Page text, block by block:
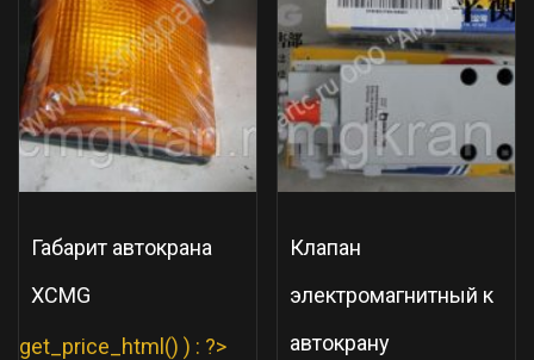
Габарит автокрана
XCMG
get_price_html() ) : ?>
Клапан
электромагнитный к
автокрану